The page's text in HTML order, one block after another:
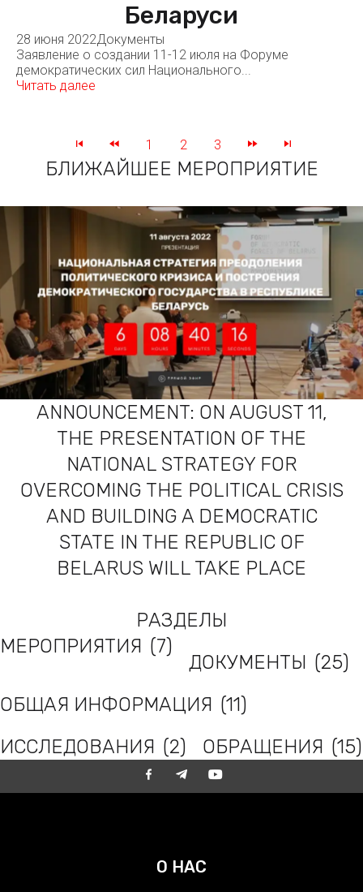
Беларуси
28 июня 2022Документы
Заявление о создании 11-12 июля на Форуме
демократических сил Национального...
Читать далее
1 2 3
БЛИЖАЙШЕЕ МЕРОПРИЯТИЕ
ANNOUNCEMENT: ON AUGUST 11,
THE PRESENTATION OF THE
NATIONAL STRATEGY FOR
OVERCOMING THE POLITICAL CRISIS
AND BUILDING A DEMOCRATIC
STATE IN THE REPUBLIC OF
BELARUS WILL TAKE PLACE
РАЗДЕЛЫ
МЕРОПРИЯТИЯ (7)
ДОКУМЕНТЫ (25)
ОБЩАЯ ИНФОРМАЦИЯ (11)
ИССЛЕДОВАНИЯ (2) ОБРАЩЕНИЯ (15)
О НАС